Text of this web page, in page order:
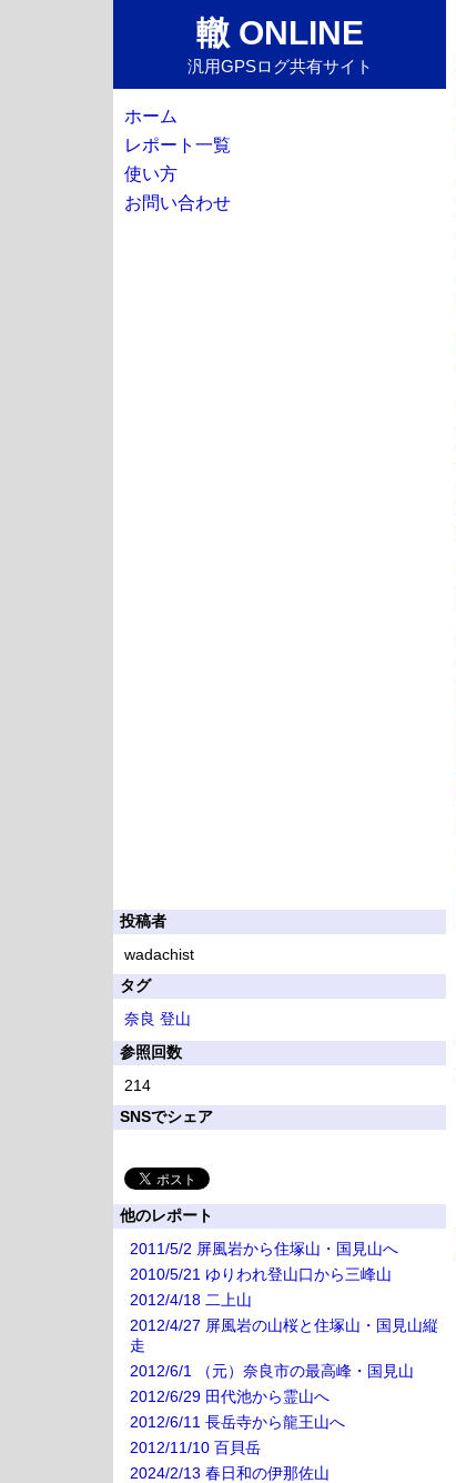
轍 ONLINE
汎用GPSログ共有サイト
ホーム
レポート一覧
使い方
お問い合わせ
投稿者
wadachist
タグ
奈良 登山
参照回数
214
SNSでシェア
他のレポート
2011/5/2 屏風岩から住塚山・国見山へ
2010/5/21 ゆりわれ登山口から三峰山
2012/4/18 二上山
2012/4/27 屏風岩の山桜と住塚山・国見山縦
走
2012/6/1 （元）奈良市の最高峰・国見山
2012/6/29 田代池から霊山へ
2012/6/11 長岳寺から龍王山へ
2012/11/10 百貝岳
2024/2/13 春日和の伊那佐山